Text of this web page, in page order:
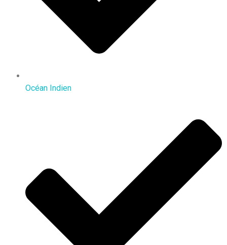
Océan Indien